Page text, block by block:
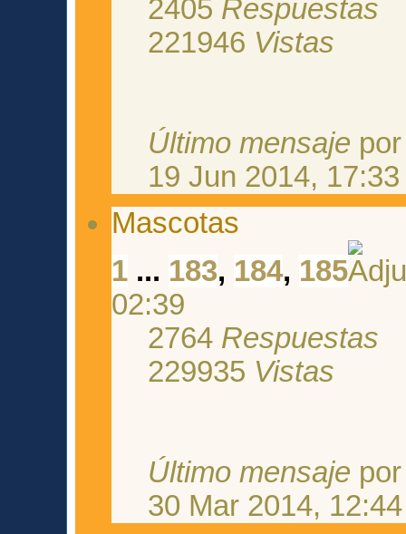
2405 Respuestas
221946 Vistas
Último mensaje
19 Jun 2014, 17:33
Mascotas
1 ... 183, 184, 185
02:39
2764 Respuestas
229935 Vistas
Último mensaje
30 Mar 2014, 12:44